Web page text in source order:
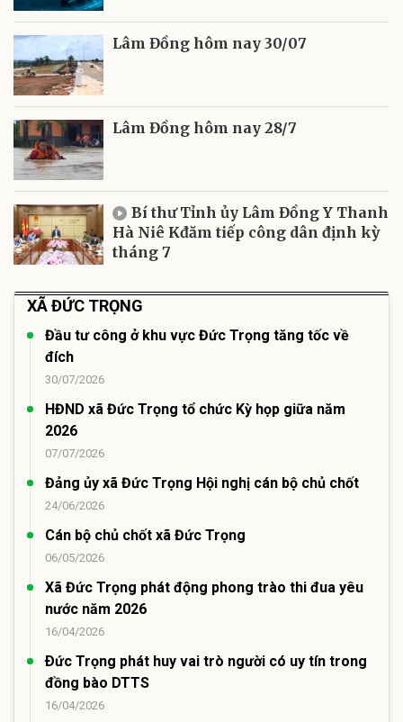
Lâm Đồng hôm nay 30/07
Lâm Đồng hôm nay 28/7
Bí thư Tỉnh ủy Lâm Đồng Y Thanh
Hà Niê Kđăm tiếp công dân định kỳ
tháng 7
XÃ ĐỨC TRỌNG
Đầu tư công ở khu vực Đức Trọng tăng tốc về
đích
30/07/2026
HĐND xã Đức Trọng tổ chức Kỳ họp giữa năm
2026
07/07/2026
Đảng ủy xã Đức Trọng Hội nghị cán bộ chủ chốt
24/06/2026
Cán bộ chủ chốt xã Đức Trọng
06/05/2026
Xã Đức Trọng phát động phong trào thi đua yêu
nước năm 2026
16/04/2026
Ðức Trọng phát huy vai trò người có uy tín trong
đồng bào DTTS
16/04/2026